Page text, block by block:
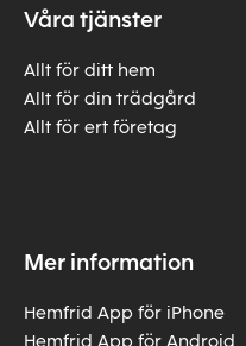
Våra tjänster
Allt för ditt hem
Allt för din trädgård
Allt för ert företag
Mer information
Hemfrid App för iPhone
Hemfrid App för Android